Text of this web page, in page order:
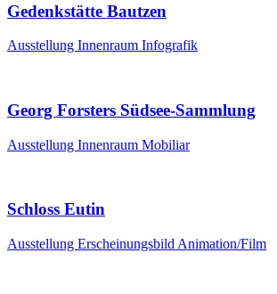
Gedenkstätte Bautzen
Ausstellung Innenraum Infografik
Georg Forsters Südsee-Sammlung
Ausstellung Innenraum Mobiliar
Schloss Eutin
Ausstellung Erscheinungsbild Animation/Film